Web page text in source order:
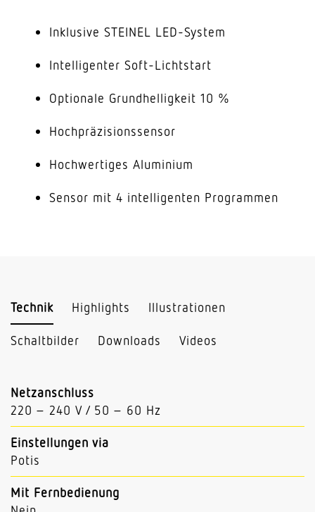
Inklusive STEINEL LED-System
Intelligenter Soft-Lichtstart
Optionale Grundhelligkeit 10 %
Hochpräzisionssensor
Hochwertiges Aluminium
Sensor mit 4 intelligenten Programmen
Technik Highlights Illustrationen
Schaltbilder Downloads Videos
Netzanschluss
220 – 240 V / 50 – 60 Hz
Einstellungen via
Potis
Mit Fernbedienung